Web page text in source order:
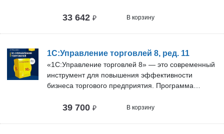
эффективность управления, увеличивает прибыль
33 642 ₽ В корзину
1С:Управление торговлей 8, ред. 11
«1С:Управление торговлей 8» — это современный
инструмент для повышения эффективности
бизнеса торгового предприятия. Программа
оперативного и управленческого учета, анализа и
39 700 ₽ В корзину